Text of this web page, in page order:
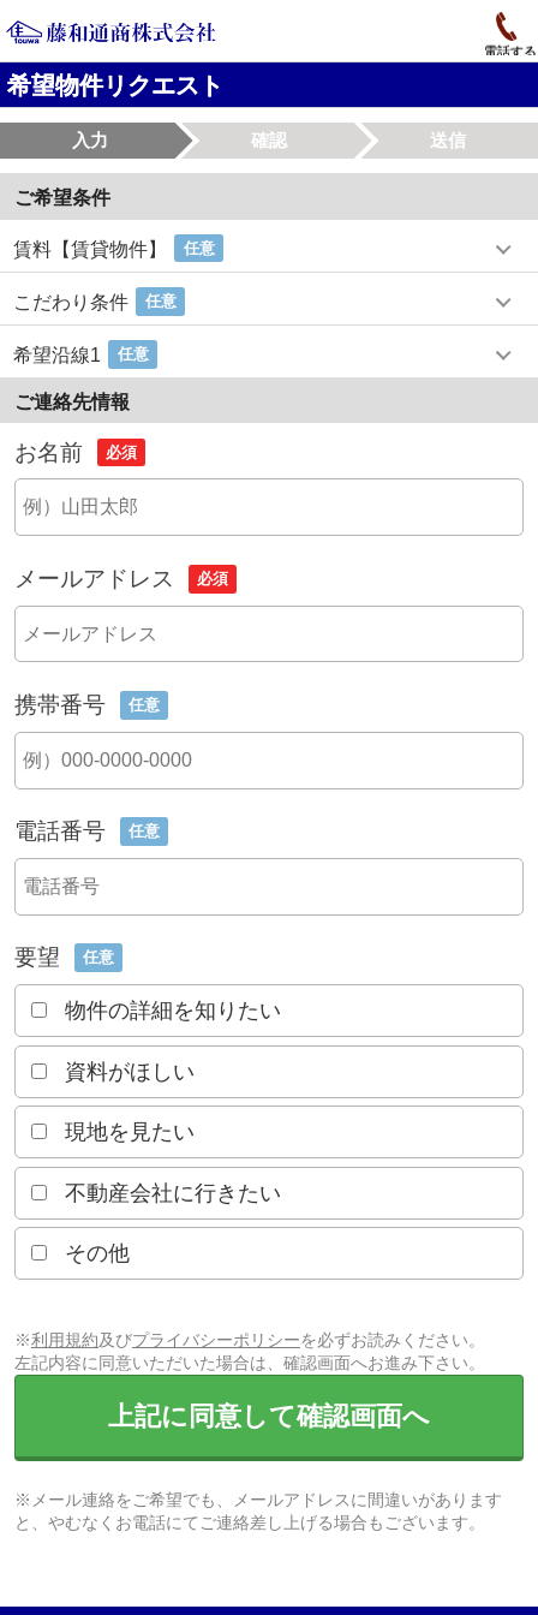
電話する
希望物件リクエスト
入力 確認 送信
ご希望条件
賃料【賃貸物件】 任意
こだわり条件 任意
希望沿線1 任意
ご連絡先情報
お名前 必須
メールアドレス 必須
携帯番号 任意
電話番号 任意
要望 任意
物件の詳細を知りたい
資料がほしい
現地を見たい
不動産会社に行きたい
その他
※利用規約及びプライバシーポリシーを必ずお読みください。
左記内容に同意いただいた場合は、確認画面へお進み下さい。
上記に同意して確認画面へ
※メール連絡をご希望でも、メールアドレスに間違いがあります
と、やむなくお電話にてご連絡差し上げる場合もございます。